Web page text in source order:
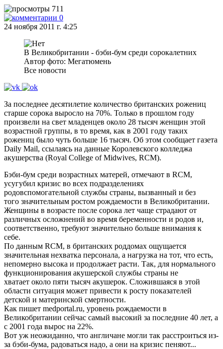
711
0
24 ноября 2011 г. 4:25
В Великобритании - бэби-бум среди сорокалетних
Автор фото: Мегатюмень
Все новости
За последнее десятилетие количество британских рожениц
старше сорока выросло на 70%. Только в прошлом году
произвели на свет младенцев около 28 тысяч женщин этой
возрастной группы, в то время, как в 2001 году таких
рожениц было чуть больше 16 тысяч. Об этом сообщает газета
Daily Mail, ссылаясь на данные Королевского колледжа
акушерства (Royal College of Midwives, RCM).
Бэби-бум среди возрастных матерей, отмечают в RCM,
усугубил кризис во всех подразделениях
родовспомогательной службы страны, вызванный и без
того значительным ростом рождаемости в Великобритании.
Женщины в возрасте после сорока лет чаще страдают от
различных осложнений во время беременности и родов и,
соответственно, требуют значительно больше внимания к
себе.
По данным RCM, в британских роддомах ощущается
значительная нехватка персонала, а нагрузка на тот, что есть,
непомерно высока и продолжает расти. Так, для нормального
функционирования акушерской службы страны не
хватает около пяти тысяч акушерок. Сложившаяся в этой
области ситуация может привести к росту показателей
детской и материнской смертности.
Как пишет medportal.ru, уровень рождаемости в
Великобритании сейчас самый высокий за последние 40 лет, а
с 2001 года вырос на 22%.
Вот уж неожиданно, что англичане могли так расстроиться из-
за бэби-бума, радоваться надо, а они на кризис пеняют...